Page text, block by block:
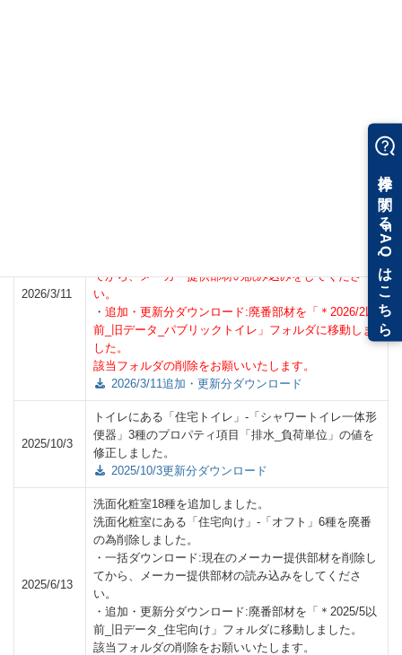
2026/3/11
トイレにある「パブリックトイレ」9種を廃番の為削除
てから、メーカー提供部材の読み込みをしてくださ
い。
・ 追加・更新分ダウンロード:廃番部材を「＊2026/2以
前_旧データ_パブリックトイレ」フォルダに移動しま
した。
該当フォルダの削除をお願いいたします。
2026/3/11追加・更新分ダウンロード
2025/10/3
トイレにある「住宅トイレ」-「シャワートイレ一体形
便器」3種のプロパティ項目「排水_負荷単位」の値を
修正しました。
2025/10/3更新分ダウンロード
2025/6/13
洗面化粧室18種を追加しました。
洗面化粧室にある「住宅向け」-「オフト」6種を廃番
の為削除しました。
・一括ダウンロード:現在のメーカー提供部材を削除し
てから、メーカー提供部材の読み込みをしてくださ
い。
・追加・更新分ダウンロード:廃番部材を「＊2025/5以
前_旧データ_住宅向け」フォルダに移動しました。
該当フォルダの削除をお願いいたします。